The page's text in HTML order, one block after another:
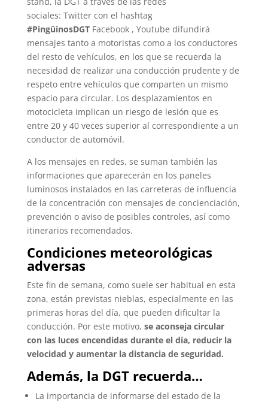
sociales: Twitter con el hashtag
#PingüinosDGTFacebook , Youtube difundirá
mensajes tanto a motoristas como a los conductores
del resto de vehículos, en los que se recuerda la
necesidad de realizar una conducción prudente y de
respeto entre vehículos que comparten un mismo
espacio para circular. Los desplazamientos en
motocicleta implican un riesgo de lesión que es
entre 20 y 40 veces superior al correspondiente a un
conductor de automóvil.
A los mensajes en redes, se suman también las
informaciones que aparecerán en los paneles
luminosos instalados en las carreteras de influencia
de la concentración con mensajes de concienciación,
prevención o aviso de posibles controles, así como
itinerarios recomendados.
Condiciones meteorológicas
adversas
Este fin de semana, como suele ser habitual en esta
zona, están previstas nieblas, especialmente en las
primeras horas del día, que pueden dificultar la
conducción. Por este motivo, se aconseja circular
con las luces encendidas durante el día, reducir la
velocidad y aumentar la distancia de seguridad.
Además, la DGT recuerda…
La importancia de informarse del estado de la